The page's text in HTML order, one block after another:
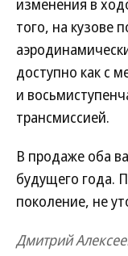
изменения в
того, на кузове
доступно как с
и
трансмиссией.
В продаже оба
будущего года.
поколение, не
Дмитрий